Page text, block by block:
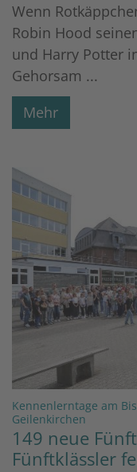
Wenn
Robin Hood
und Harry Potter
Gehorsam ...
Mehr
Kennenlerntage am
Geilenkirchen
149 neue
Fünftklässler